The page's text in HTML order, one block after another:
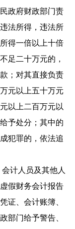
政府财政部门责
法所得，违法所
得一倍以上十倍
足二十万元的，
；对其直接负责
元以上五十万元
以上二百万元以
予处分；其中的
犯罪的，依法追
计人员及其他人
假财务会计报告
证、会计账簿、
部门给予警告、